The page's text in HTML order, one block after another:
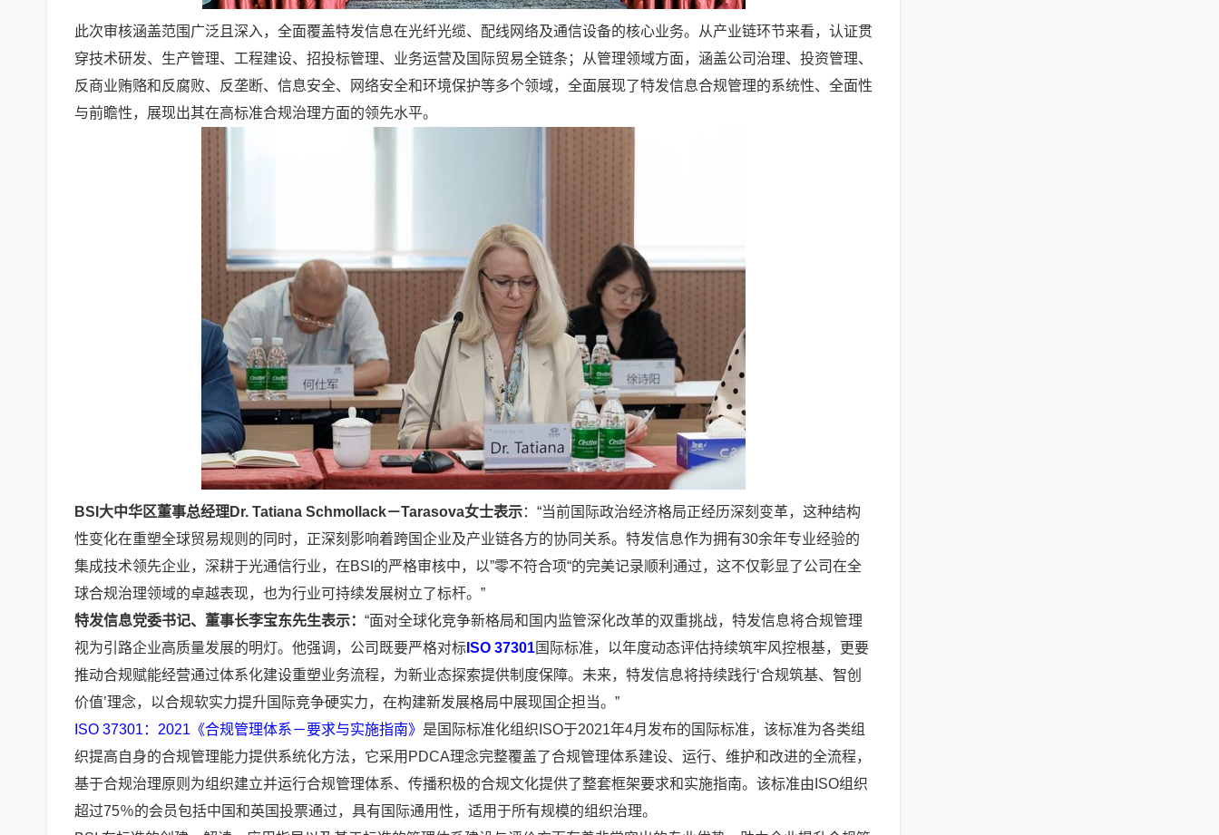
此次审核涵盖范围广泛且深入，全面覆盖特发信息在光纤光缆、配线网络及通信设备的核心业务。从产业链环节来看，认证贯
穿技术研发、生产管理、工程建设、招投标管理、业务运营及国际贸易全链条；从管理领域方面，涵盖公司治理、投资管理、
反商业贿赂和反腐败、反垄断、信息安全、网络安全和环境保护等多个领域，全面展现了特发信息合规管理的系统性、全面性
与前瞻性，展现出其在高标准合规治理方面的领先水平。
BSI 大中华区董事总经理Dr. Tatiana Schmollack－Tarasova女士表示：“当前国际政治经济格局正经历深刻变革，这种结构
性变化在重塑全球贸易规则的同时，正深刻影响着跨国企业及产业链各方的协同关系。特发信息作为拥有30余年专业经验的
集成技术领先企业，深耕于光通信行业，在BSI的严格审核中，以”零不符合项“的完美记录顺利通过，这不仅彰显了公司在全
球合规治理领域的卓越表现，也为行业可持续发展树立了标杆。”
特发信息党委书记、董事长李宝东先生表示： “面对全球化竞争新格局和国内监管深化改革的双重挑战，特发信息将合规管理
视为引路企业高质量发展的明灯。他强调，公司既要严格对标 ISO 37301国际标准，以年度动态评估持续筑牢风控根基，更要
推动合规赋能经营通过体系化建设重塑业务流程，为新业态探索提供制度保障。未来，特发信息将持续践行‘合规筑基、智创
价值’理念，以合规软实力提升国际竞争硬实力，在构建新发展格局中展现国企担当。”
ISO 37301：2021《合规管理体系－要求与实施指南》 是国际标准化组织ISO于2021年4月发布的国际标准，该标准为各类组
织提高自身的合规管理能力提供系统化方法，它采用PDCA理念完整覆盖了合规管理体系建设、运行、维护和改进的全流程，
基于合规治理原则为组织建立并运行合规管理体系、传播积极的合规文化提供了整套框架要求和实施指南。该标准由ISO组织
超过75％的会员包括中国和英国投票通过，具有国际通用性，适用于所有规模的组织治理。